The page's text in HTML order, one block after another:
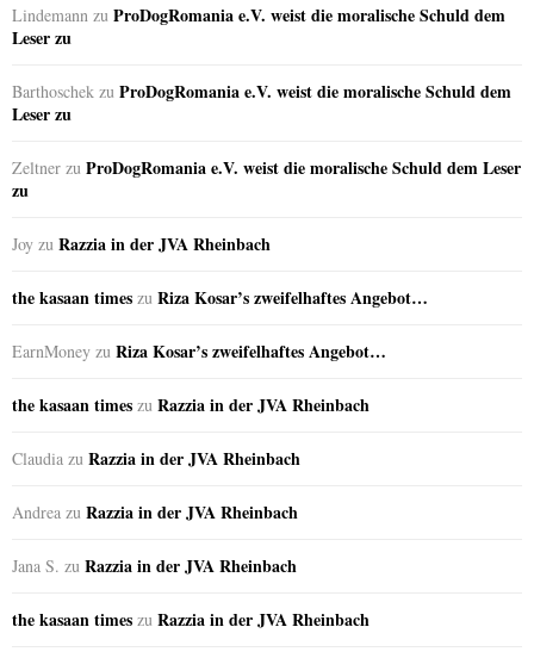
Lindemann zu ProDogRomania e.V. weist die moralische Schuld dem
Leser zu
Barthoschek zu ProDogRomania e.V. weist die moralische Schuld dem
Leser zu
Zeltner zu ProDogRomania e.V. weist die moralische Schuld dem Leser
zu
Joy zu Razzia in der JVA Rheinbach
the kasaan times zu Riza Kosar’s zweifelhaftes Angebot…
EarnMoney zu Riza Kosar’s zweifelhaftes Angebot…
the kasaan times zu Razzia in der JVA Rheinbach
Claudia zu Razzia in der JVA Rheinbach
Andrea zu Razzia in der JVA Rheinbach
Jana S. zu Razzia in der JVA Rheinbach
the kasaan times zu Razzia in der JVA Rheinbach